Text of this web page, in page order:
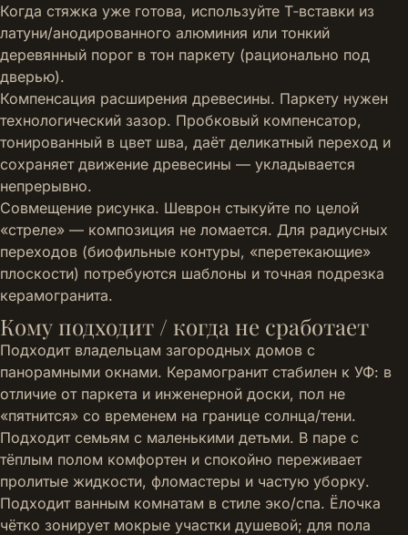
Когда стяжка уже готова, используйте Т‑вставки из
латуни/анодированного алюминия или тонкий
деревянный порог в тон паркету (рационально под
дверью).
Компенсация расширения древесины. Паркету нужен
технологический зазор. Пробковый компенсатор,
тонированный в цвет шва, даёт деликатный переход и
сохраняет движение древесины — укладывается
непрерывно.
Совмещение рисунка. Шеврон стыкуйте по целой
«стреле» — композиция не ломается. Для радиусных
переходов (биофильные контуры, «перетекающие»
плоскости) потребуются шаблоны и точная подрезка
керамогранита.
Кому подходит / когда не сработает
Подходит владельцам загородных домов с
панорамными окнами. Керамогранит стабилен к УФ: в
отличие от паркета и инженерной доски, пол не
«пятнится» со временем на границе солнца/тени.
Подходит семьям с маленькими детьми. В паре с
тёплым полом комфортен и спокойно переживает
пролитые жидкости, фломастеры и частую уборку.
Подходит ванным комнатам в стиле эко/спа. Ёлочка
чётко зонирует мокрые участки душевой; для пола